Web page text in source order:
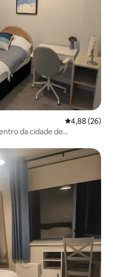
4,88 de uma
4,88 (26)
da cidade de